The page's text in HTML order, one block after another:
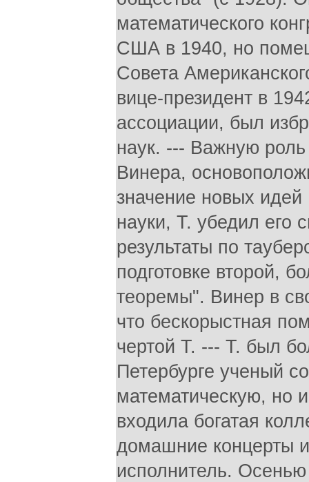
математического
США в 1940, но
Совета
вице-президент в
ассоциации, был
наук. --- Важную роль
Винера,
значение новых
науки, Т. убедил его
результаты по
подготовке второй,
теоремы". Винер в
что бескорыстная
чертой Т. --- Т. был
Петербурге ученый
математическую, но
входила богатая
домашние концерты
исполнитель.